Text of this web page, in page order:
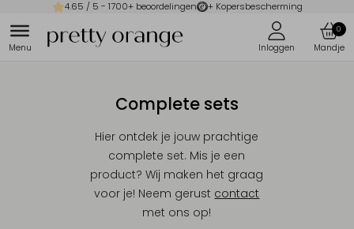
4.65 / 5 - 1700+ beoordelingen + Kopersbescherming
0
Complete sets
Hier ontdek je jouw prachtige
complete set. Mis je een
product? Wij maken het graag
voor je! Neem gerust contact
met ons op!